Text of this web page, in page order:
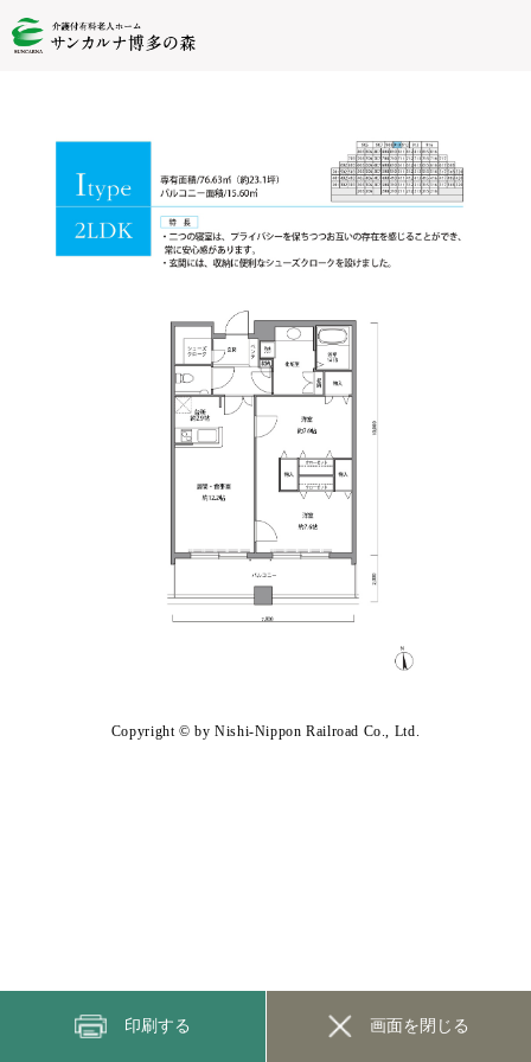
印刷する 画面を閉じる
Copyright © by Nishi-Nippon Railroad Co., Ltd.